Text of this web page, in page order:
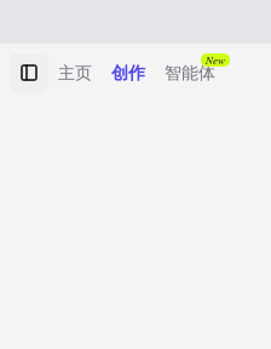
主页 创作 智能体
New